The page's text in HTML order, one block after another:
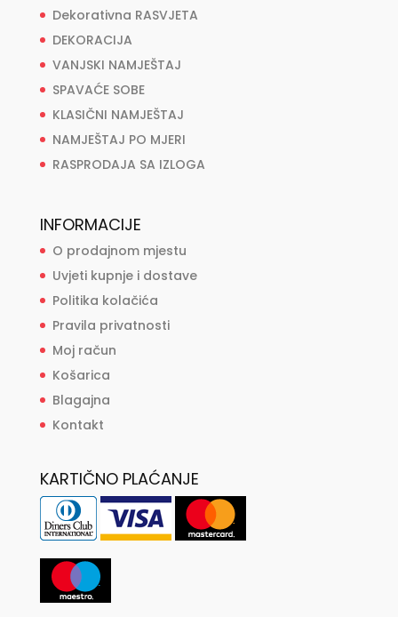
Dekorativna RASVJETA
DEKORACIJA
VANJSKI NAMJEŠTAJ
SPAVAĆE SOBE
KLASIČNI NAMJEŠTAJ
NAMJEŠTAJ PO MJERI
RASPRODAJA SA IZLOGA
INFORMACIJE
O prodajnom mjestu
Uvjeti kupnje i dostave
Politika kolačića
Pravila privatnosti
Moj račun
Košarica
Blagajna
Kontakt
KARTIČNO PLAĆANJE